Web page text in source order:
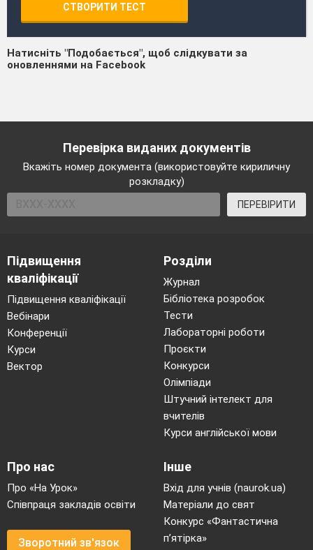
СТВОРИТИ ТЕСТ
Натисніть "Подобається", щоб слідкувати за
оновленнями на Facebook
Перевірка виданих документів
Вкажіть номер документа (використовуйте кириличну
розкладку)
ПЕРЕВІРИТИ
Підвищення
кваліфікації
Підвищення кваліфікації
Вебінари
Конференції
Курси
Вектор
Розділи
Журнал
Бібліотека розробок
Тести
Лабораторні роботи
Проєкти
Конкурси
Олімпіади
Штучний інтелект для
вчителів
Курси англійської мови
Про нас
Про «На Урок»
Співпраця закладів освіти
Зворотний зв'язок
Інше
Вхід для учнів (naurok.ua)
Матеріали до свят
Конкурс «Фантастична
п’ятірка»